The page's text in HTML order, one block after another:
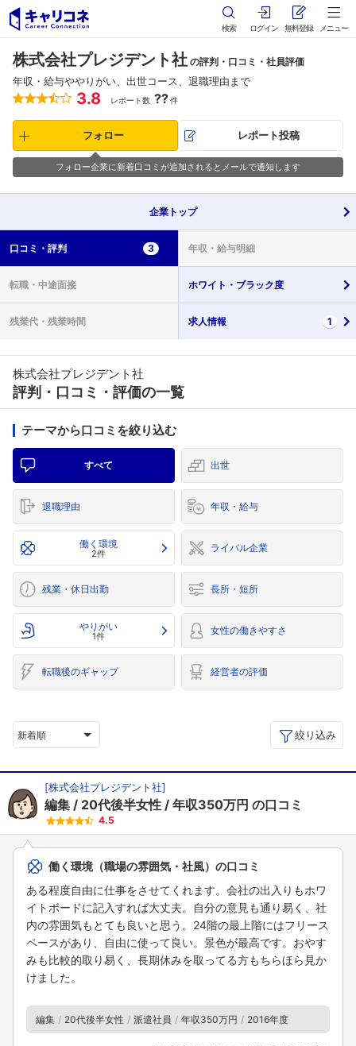
検索 ログイン 無料登録 メニュー
株式会社プレジデント社 の評判・口コミ・社員評価
年収・給与ややりがい、出世コース、退職理由まで
3.8 レポート数 ??件
フォロー レポート投稿
フォロー企業に新着口コミが追加されるとメールで通知します
企業 トップ
口コミ・ 評判 3 年収・ 給与明細
転職・ 中途面接 ホワイト・ ブラック度
残業代・ 残業時間 求人情報 1
株式会社プレジデント社
評判・口コミ・評価の一覧
テーマから口コミを絞り込む
すべて 出世
退職理由 年収・給与
働く環境
2件 ライバル企業
残業・休日出勤 長所・短所
やりがい
1件 女性の働きやすさ
転職後のギャップ 経営者の評価
新着順 絞り込み
[株式会社プレジデント社]
編集 20代後半女性 年収350万円 の口コミ
4.5
働く環境（職場の雰囲気・社風）の口コミ
ある程度自由に仕事をさせてくれます。会社の出入りもホワ
イトボードに記入すれば大丈夫。自分の意見も通り易く、社
内の雰囲気もとても良いと思う。24階の最上階にはフリース
ペースがあり、自由に使って良い。景色が最高です。おやす
みも比較的取り易く、長期休みを取ってる方もちらほら見か
けました。
編集 20代後半女性 派遣社員 年収350万円 2016年度